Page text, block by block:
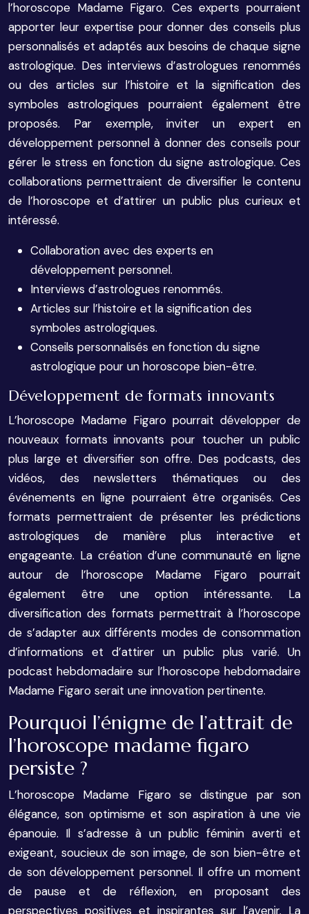
l’horoscope Madame Figaro. Ces experts pourraient
apporter leur expertise pour donner des conseils plus
personnalisés et adaptés aux besoins de chaque signe
astrologique. Des interviews d’astrologues renommés
ou des articles sur l’histoire et la signification des
symboles astrologiques pourraient également être
proposés. Par exemple, inviter un expert en
développement personnel à donner des conseils pour
gérer le stress en fonction du signe astrologique. Ces
collaborations permettraient de diversifier le contenu
de l’horoscope et d’attirer un public plus curieux et
intéressé.
Collaboration avec des experts en
développement personnel.
Interviews d’astrologues renommés.
Articles sur l’histoire et la signification des
symboles astrologiques.
Conseils personnalisés en fonction du signe
astrologique pour un horoscope bien-être.
Développement de formats innovants
L’horoscope Madame Figaro pourrait développer de
nouveaux formats innovants pour toucher un public
plus large et diversifier son offre. Des podcasts, des
vidéos, des newsletters thématiques ou des
événements en ligne pourraient être organisés. Ces
formats permettraient de présenter les prédictions
astrologiques de manière plus interactive et
engageante. La création d’une communauté en ligne
autour de l’horoscope Madame Figaro pourrait
également être une option intéressante. La
diversification des formats permettrait à l’horoscope
de s’adapter aux différents modes de consommation
d’informations et d’attirer un public plus varié. Un
podcast hebdomadaire sur l’horoscope hebdomadaire
Madame Figaro serait une innovation pertinente.
Pourquoi l’énigme de l’attrait de
l’horoscope madame figaro
persiste ?
L’horoscope Madame Figaro se distingue par son
élégance, son optimisme et son aspiration à une vie
épanouie. Il s’adresse à un public féminin averti et
exigeant, soucieux de son image, de son bien-être et
de son développement personnel. Il offre un moment
de pause et de réflexion, en proposant des
perspectives positives et inspirantes sur l’avenir. La